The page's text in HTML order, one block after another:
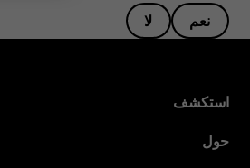
نعم لا
استكشف
حول